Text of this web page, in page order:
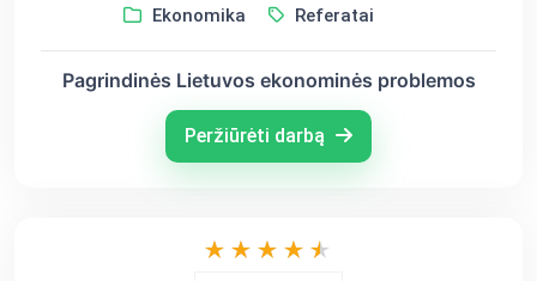
Ekonomika Referatai
Pagrindinės Lietuvos ekonominės problemos
Peržiūrėti darbą